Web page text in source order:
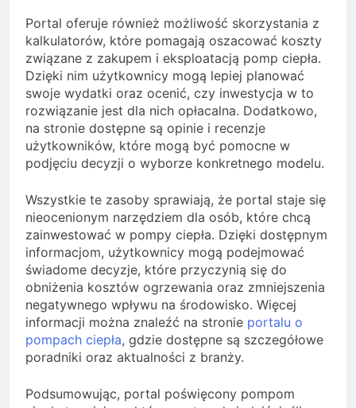
Portal oferuje również możliwość skorzystania z
kalkulatorów, które pomagają oszacować koszty
związane z zakupem i eksploatacją pomp ciepła.
Dzięki nim użytkownicy mogą lepiej planować
swoje wydatki oraz ocenić, czy inwestycja w to
rozwiązanie jest dla nich opłacalna. Dodatkowo,
na stronie dostępne są opinie i recenzje
użytkowników, które mogą być pomocne w
podjęciu decyzji o wyborze konkretnego modelu.
Wszystkie te zasoby sprawiają, że portal staje się
nieocenionym narzędziem dla osób, które chcą
zainwestować w pompy ciepła. Dzięki dostępnym
informacjom, użytkownicy mogą podejmować
świadome decyzje, które przyczynią się do
obniżenia kosztów ogrzewania oraz zmniejszenia
negatywnego wpływu na środowisko. Więcej
informacji można znaleźć na stronie portalu o
pompach ciepła, gdzie dostępne są szczegółowe
poradniki oraz aktualności z branży.
Podsumowując, portal poświęcony pompom